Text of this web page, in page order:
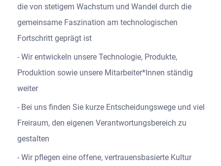
die von stetigem Wachstum und Wandel durch die
gemeinsame Faszination am technologischen
Fortschritt geprägt ist
Wir entwickeln unsere Technologie, Produkte,
Produktion sowie unsere Mitarbeiter*Innen ständig
weiter
Bei uns finden Sie kurze Entscheidungswege und viel
Freiraum, den eigenen Verantwortungsbereich zu
gestalten
Wir pflegen eine offene, vertrauensbasierte Kultur